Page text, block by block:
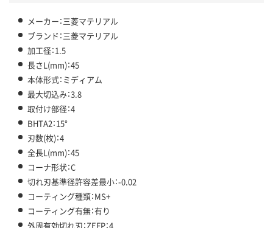
メーカー：三菱マテリアル
ブランド：三菱マテリアル
加工径：1.5
長さL(mm)：45
本体形式：ミディアム
最大切込み：3.8
取付け部径：4
BHTA2：15°
刃数(枚)：4
全長L(mm)：45
コーナ形状：C
切れ刃基準径許容差最小：-0.02
コーティング種類：MS+
コーティング有無：有り
外周有効切れ刃：ZEFP：4